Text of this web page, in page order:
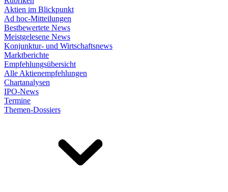
Aktien im Blickpunkt
Ad hoc-Mitteilungen
Bestbewertete News
Meistgelesene News
Konjunktur- und Wirtschaftsnews
Marktberichte
Empfehlungsübersicht
Alle Aktienempfehlungen
Chartanalysen
IPO-News
Termine
Themen-Dossiers